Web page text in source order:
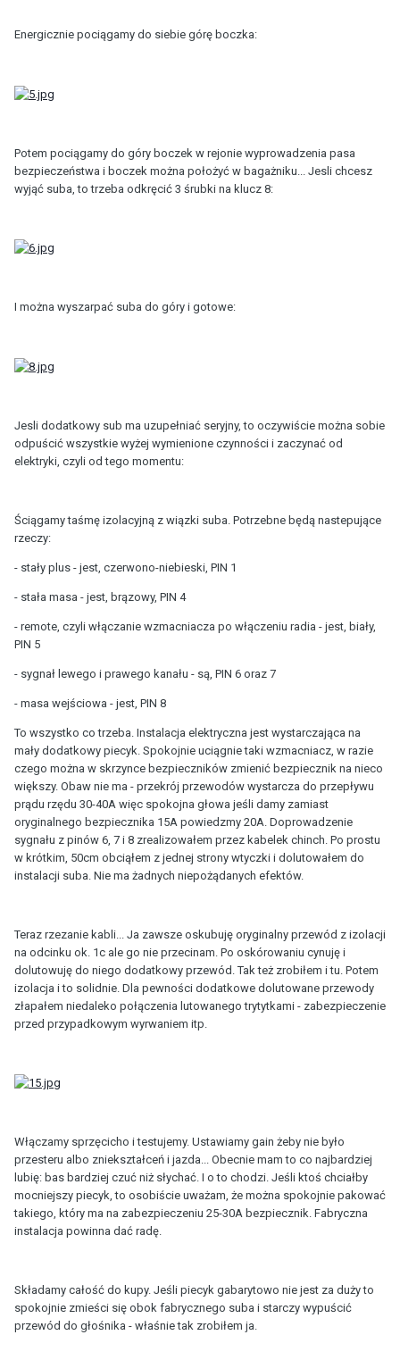
Energicznie pociągamy do siebie górę boczka:
Potem pociągamy do góry boczek w rejonie wyprowadzenia pasa
bezpieczeństwa i boczek można położyć w bagażniku... Jesli chcesz
wyjąć suba, to trzeba odkręcić 3 śrubki na klucz 8:
I można wyszarpać suba do góry i gotowe:
Jesli dodatkowy sub ma uzupełniać seryjny, to oczywiście można sobie
odpuścić wszystkie wyżej wymienione czynności i zaczynać od
elektryki, czyli od tego momentu:
Ściągamy taśmę izolacyjną z wiązki suba. Potrzebne będą nastepujące
rzeczy:
- stały plus - jest, czerwono-niebieski, PIN 1
- stała masa - jest, brązowy, PIN 4
- remote, czyli włączanie wzmacniacza po włączeniu radia - jest, biały,
PIN 5
- sygnał lewego i prawego kanału - są, PIN 6 oraz 7
- masa wejściowa - jest, PIN 8
To wszystko co trzeba. Instalacja elektryczna jest wystarczająca na
mały dodatkowy piecyk. Spokojnie uciągnie taki wzmacniacz, w razie
czego można w skrzynce bezpieczników zmienić bezpiecznik na nieco
większy. Obaw nie ma - przekrój przewodów wystarcza do przepływu
prądu rzędu 30-40A więc spokojna głowa jeśli damy zamiast
oryginalnego bezpiecznika 15A powiedzmy 20A. Doprowadzenie
sygnału z pinów 6, 7 i 8 zrealizowałem przez kabelek chinch. Po prostu
w krótkim, 50cm obciąłem z jednej strony wtyczki i dolutowałem do
instalacji suba. Nie ma żadnych niepożądanych efektów.
Teraz rzezanie kabli... Ja zawsze oskubuję oryginalny przewód z izolacji
na odcinku ok. 1c ale go nie przecinam. Po oskórowaniu cynuję i
dolutowuję do niego dodatkowy przewód. Tak też zrobiłem i tu. Potem
izolacja i to solidnie. Dla pewności dodatkowe dolutowane przewody
złapałem niedaleko połączenia lutowanego trytytkami - zabezpieczenie
przed przypadkowym wyrwaniem itp.
Włączamy sprzęcicho i testujemy. Ustawiamy gain żeby nie było
przesteru albo zniekształceń i jazda... Obecnie mam to co najbardziej
lubię: bas bardziej czuć niż słychać. I o to chodzi. Jeśli ktoś chciałby
mocniejszy piecyk, to osobiście uważam, że można spokojnie pakować
takiego, który ma na zabezpieczeniu 25-30A bezpiecznik. Fabryczna
instalacja powinna dać radę.
Składamy całość do kupy. Jeśli piecyk gabarytowo nie jest za duży to
spokojnie zmieści się obok fabrycznego suba i starczy wypuścić
przewód do głośnika - właśnie tak zrobiłem ja.